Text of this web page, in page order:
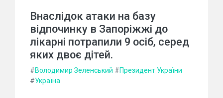
Внаслідок атаки на базу
відпочинку в Запоріжжі до
лікарні потрапили 9 осіб, серед
яких двоє дітей.
#Володимир Зеленський #Президент України
#Україна